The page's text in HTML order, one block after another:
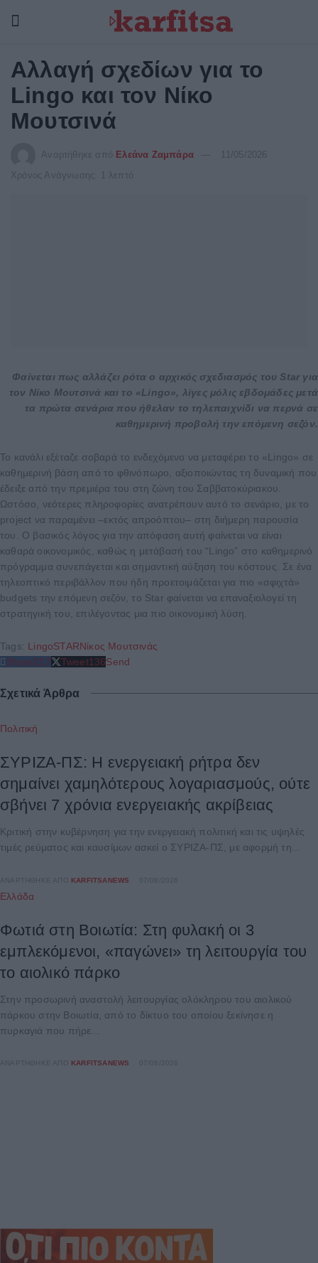
Αλλαγή σχεδίων για το
Lingo και τον Νίκο
Μουτσινά
Αναρτήθηκε από Ελεάνα Ζαμπάρα
11/05/2026
Χρόνος Ανάγνωσης: 1 λεπτό
Φαίνεται πως αλλάζει ρότα ο αρχικός σχεδιασμός του Star για
τον Νίκο Μουτσινά και το «Lingo», λίγες μόλις εβδομάδες μετά
τα πρώτα σενάρια που ήθελαν το τηλεπαιχνίδι να περνά σε
καθημερινή προβολή την επόμενη σεζόν.
Το κανάλι εξέταζε σοβαρά το ενδεχόμενο να μεταφέρει το «Lingo» σε
καθημερινή βάση από το φθινόπωρο, αξιοποιώντας τη δυναμική που
έδειξε από την πρεμιέρα του στη ζώνη του Σαββατοκύριακου.
Ωστόσο, νεότερες πληροφορίες ανατρέπουν αυτό το σενάριο, με το
project να παραμένει –εκτός απροόπτου– στη διήμερη παρουσία
του. Ο βασικός λόγος για την απόφαση αυτή φαίνεται να είναι
καθαρά οικονομικός, καθώς η μετάβασή του “Lingo” στο καθημερινό
πρόγραμμα συνεπάγεται και σημαντική αύξηση του κόστους. Σε ένα
τηλεοπτικό περιβάλλον που ήδη προετοιμάζεται για πιο «σφιχτά»
budgets την επόμενη σεζόν, το Star φαίνεται να επαναξιολογεί τη
στρατηγική του, επιλέγοντας μια πιο οικονομική λύση.
Tags: LingoSTARΝίκος Μουτσινάς
Share217 Tweet136Send
Σχετικά Άρθρα
Πολιτική
ΣΥΡΙΖΑ-ΠΣ: Η ενεργειακή ρήτρα δεν
σημαίνει χαμηλότερους λογαριασμούς, ούτε
σβήνει 7 χρόνια ενεργειακής ακρίβειας
Κριτική στην κυβέρνηση για την ενεργειακή πολιτική και τις υψηλές
τιμές ρεύματος και καυσίμων ασκεί ο ΣΥΡΙΖΑ-ΠΣ, με αφορμή τη...
ΑΝΑΡΤΉΘΗΚΕ ΑΠΌ KARFITSANEWS
Ελλάδα
Φωτιά στη Βοιωτία: Στη φυλακή οι 3
εμπλεκόμενοι, «παγώνει» τη λειτουργία του
το αιολικό πάρκο
Στην προσωρινή αναστολή λειτουργίας ολόκληρου του αιολικού
πάρκου στην Βοιωτία, από το δίκτυο του οποίου ξεκίνησε η
πυρκαγιά που πήρε...
ΑΝΑΡΤΉΘΗΚΕ ΑΠΌ KARFITSANEWS